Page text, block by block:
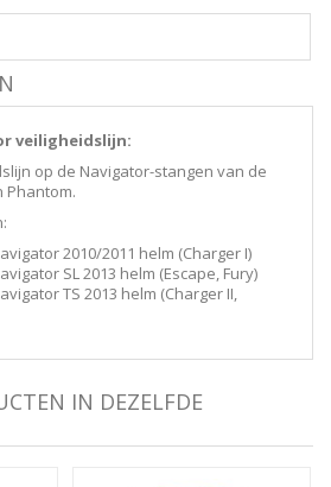
veiligheidslijn:
op de Navigator-stangen van de
Phantom.
2010/2011 helm (Charger I)
SL 2013 helm (Escape, Fury)
TS 2013 helm (Charger II,
IN DEZELFDE